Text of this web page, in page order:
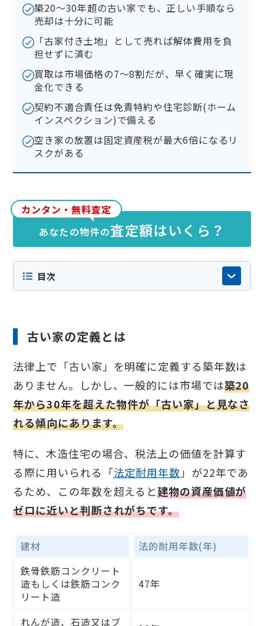
築20〜30年超の古い家でも、正しい手順なら
売却は十分に可能
「古家付き土地」として売れば解体費用を負
担せずに済む
買取は市場価格の7〜8割だが、早く確実に現
金化できる
契約不適合責任は免責特約や住宅診断(ホーム
インスペクション)で備える
空き家の放置は固定資産税が最大6倍になるリ
スクがある
カンタン・無料査定
あなたの物件の査定額はいくら？
目次
古い家の定義とは
法律上で「古い家」を明確に定義する築年数は
ありません。しかし、一般的には市場では築20
年から30年を超えた物件が「古い家」と見なさ
れる傾向にあります。
特に、木造住宅の場合、税法上の価値を計算す
る際に用いられる「法定耐用年数」が22年であ
るため、この年数を超えると建物の資産価値が
ゼロに近いと判断されがちです。
建材
法的耐用年数(年)
鉄骨鉄筋コンクリート
造もしくは鉄筋コンク
リート造
47年
れんが造、石造又はブ